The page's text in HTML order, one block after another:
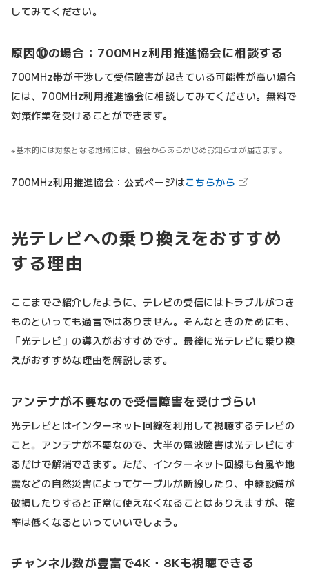
してみてください。
原因⑩の場合：700MHz利用推進協会に相談する
700MHz帯が干渉して受信障害が起きている可能性が高い場合
には、700MHz利用推進協会に相談してみてください。無料で
対策作業を受けることができます。
基本的には対象となる地域には、協会からあらかじめお知らせが届きます。
700MHz利用推進協会：公式ページはこちらから （新しいタブ
光テレビへの乗り換えをおすすめ
する理由
ここまでご紹介したように、テレビの受信にはトラブルがつき
ものといっても過言ではありません。そんなときのためにも、
「光テレビ」の導入がおすすめです。最後に光テレビに乗り換
えがおすすめな理由を解説します。
アンテナが不要なので受信障害を受けづらい
光テレビとはインターネット回線を利用して視聴するテレビの
こと。アンテナが不要なので、大半の電波障害は光テレビにす
るだけで解消できます。ただ、インターネット回線も台風や地
震などの自然災害によってケーブルが断線したり、中継設備が
破損したりすると正常に使えなくなることはありえますが、確
率は低くなるといっていいでしょう。
チャンネル数が豊富で4K・8Kも視聴できる